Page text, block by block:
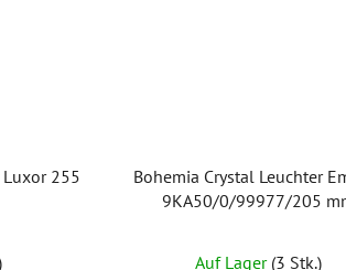
Luxor 255
Bohemia Crystal Leuchter
9KA50/0/99977/205
Auf Lager (3 Stk.)